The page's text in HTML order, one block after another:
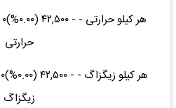
حرارتی
زیگزاگ